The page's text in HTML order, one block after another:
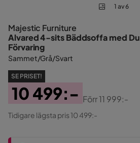
1 av 6
Majestic Furniture
Alvared 4-sits Bäddsoffa med
Förvaring
Sammet/Grå/Svart
SE PRISET!
Pris
10 499:-
Original
Pris
Förr11 999:-
Tidigare lägsta pris 10 499:-